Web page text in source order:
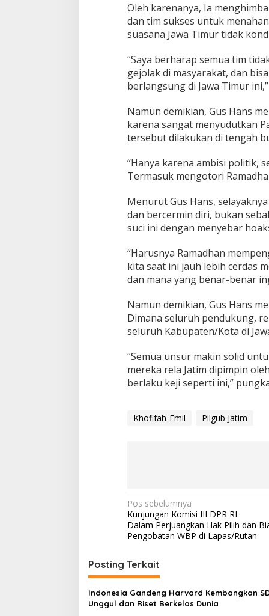
Oleh karenanya, Ia
dan tim sukses untuk
suasana Jawa Timur tidak
“Saya berharap semua tim
gejolak di masyarakat, dan
berlangsung di Jawa Timur
Namun demikian, Gus Hans
karena sangat menyudutkan
tersebut dilakukan di tengah
“Hanya karena ambisi politik,
Termasuk mengotori
Menurut Gus Hans,
dan bercermin diri, bukan
suci ini dengan menyebar
“Harusnya Ramadhan
kita saat ini jauh lebih cerdas
dan mana yang benar-benar
Namun demikian, Gus Hans
Dimana seluruh pendukung,
seluruh Kabupaten/Kota di
“Semua unsur makin solid
mereka rela Jatim dipimpin
berlaku keji seperti ini,”
Khofifah-Emil Pilgub Jatim
N
a
v
i
g
a
s
Pos sebelumnya
Kunjungan Komisi III DPR RI
Dalam Perjuangkan Hak Pilih dan
Pengobatan WBP di Lapas/Rutan
Posting Terkait
Indonesia Gandeng Harvard Kembangkan
Unggul dan Riset Berkelas Dunia